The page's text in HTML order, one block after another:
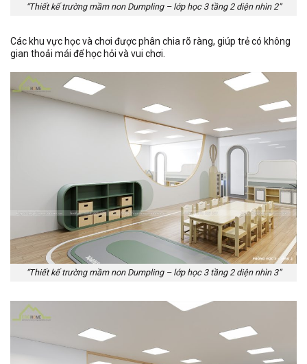
“Thiết kế trường mầm non Dumpling – lớp học 3 tầng 2 diện nhìn 2”
Các khu vực học và chơi được phân chia rõ ràng, giúp trẻ có không
gian thoải mái để học hỏi và vui chơi.
“Thiết kế trường mầm non Dumpling – lớp học 3 tầng 2 diện nhìn 3”